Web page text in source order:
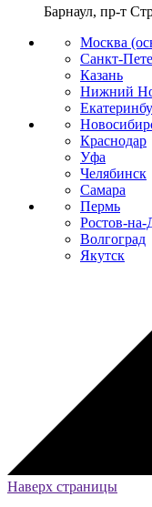
Барнаул, пр-т
Москва
Санкт-
Казань
Нижний
Краснодар
Уфа
Челябинск
Самара
Пермь
Ростов-
Волгоград
Якутск
Наверх страницы